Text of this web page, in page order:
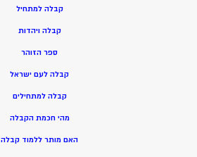
קבלה למתחיל
קבלה ויהדות
ספר הזוהר
קבלה לעם ישראל
קבלה למתחילים
מהי חכמת הקבלה
האם מותר ללמוד קבלה